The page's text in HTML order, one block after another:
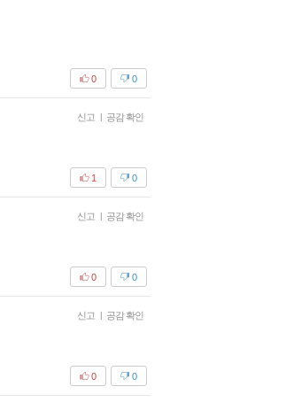
0
0
신고 | 공감 확인
0
1
신고 | 공감 확인
0
0
신고 | 공감 확인
0
0